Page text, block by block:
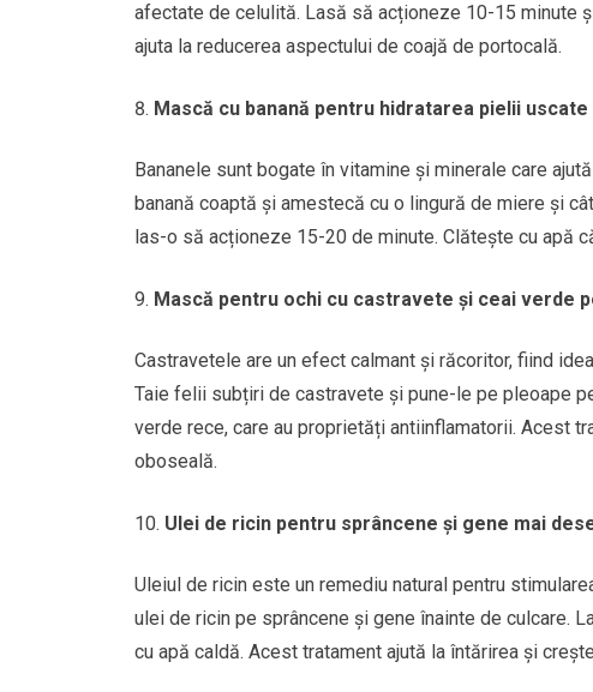
afectate de celulită. Lasă să acționeze 10-15 minute
ajuta la reducerea aspectului de coajă de portocală.
Mască cu banană pentru hidratarea pielii uscate
Bananele sunt bogate în vitamine și minerale care
banană coaptă și amestecă cu o lingură de miere și
las-o să acționeze 15-20 de minute. Clătește cu apă
Mască pentru ochi cu castravete și ceai verde
Castravetele are un efect calmant și răcoritor, fiind
Taie felii subțiri de castravete și pune-le pe pleoape
verde rece, care au proprietăți antiinflamatorii. Acest
oboseală.
Ulei de ricin pentru sprâncene și gene mai
Uleiul de ricin este un remediu natural pentru
ulei de ricin pe sprâncene și gene înainte de culcare.
cu apă caldă. Acest tratament ajută la întărirea și